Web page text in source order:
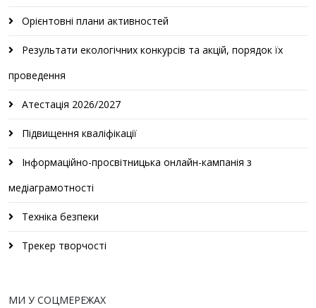
Орієнтовні плани активностей
Результати екологічних конкурсів та акцій, порядок їх
проведення
Атестація 2026/2027
Підвищення кваліфікації
Інформаційно-просвітницька онлайн-кампанія з
медіаграмотності
Техніка безпеки
Трекер творчості
МИ У СОЦМЕРЕЖАХ